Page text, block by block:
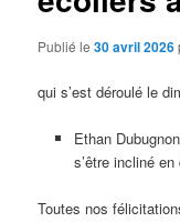
Publié le30 avril 2026
qui s’est déroulé le
Ethan
s’être incliné
Toutes nos